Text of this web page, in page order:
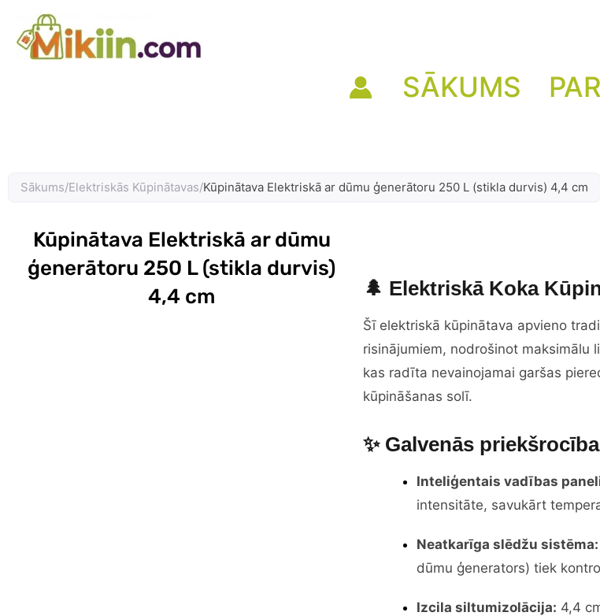
content
SĀKUMS
Sākums/Elektriskās Kūpinātavas/Kūpinātava Elektriskā ar dūmu ģenerātoru 250 L (stikla durvis) 4,4 cm
Kūpinātava Elektriskā ar dūmu
ģenerātoru 250 L (stikla durvis)
4,4 cm
🌲 Elektriskā Koka
Šī elektriskā kūpinātava apvieno
risinājumiem, nodrošinot maksimālu
kas radīta nevainojamai garšas
kūpināšanas solī.
✨ Galvenās
Inteliģentais vadības
intensitāte, savukārt
Neatkarīga slēdžu sistēma:
dūmu ģenerators) tiek
Izcila siltumizolācija: 4,4